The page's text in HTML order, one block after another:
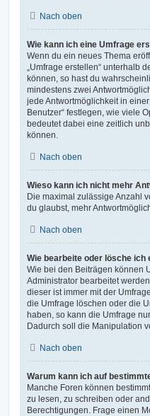
Nach oben
Wie kann ich eine Umfrage
Wenn du ein neues Thema
„Umfrage erstellen“ unterhalb
können, so hast du
mindestens zwei
jede Antwortmöglichkeit in
Benutzer“ festlegen, wie viele
bedeutet dabei eine zeitlich
können.
Nach oben
Wieso kann ich nicht mehr
Die maximal zulässige Anzahl
du glaubst, mehr
Nach oben
Wie bearbeite oder lösche ich
Wie bei den Beiträgen können
Administrator bearbeitet
dieser ist immer mit der
die Umfrage löschen oder die
haben, so kann die Umfrage
Dadurch soll die Manipulation
Nach oben
Warum kann ich auf
Manche Foren können
zu lesen, zu schreiben oder
Berechtigungen. Frage einen